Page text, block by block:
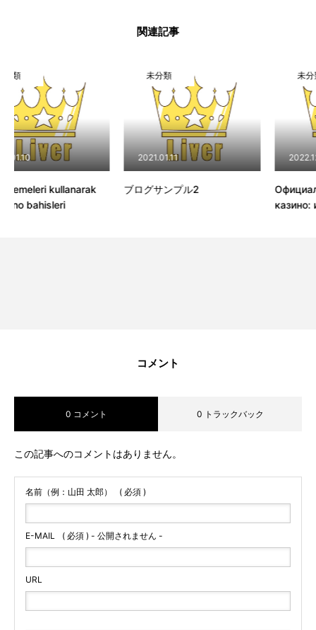
COMPANY 企業概要
CONTACT
関連記事
ブログサンプル2
2021.01.11
Официальный клуб
казино: играть онлайн
2022.12.31
コメント
0 コメント 0 トラックバック
この記事へのコメントはありません。
名前（例：山田 太郎） ( 必須 )
E-MAIL ( 必須 ) - 公開されません -
URL